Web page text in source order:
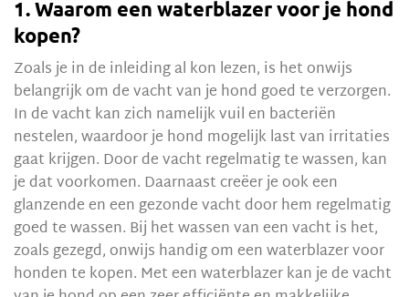
1. Waarom een waterblazer voor je hond
kopen?
Zoals je in de inleiding al kon lezen, is het onwijs
belangrijk om de vacht van je hond goed te verzorgen.
In de vacht kan zich namelijk vuil en bacteriën
nestelen, waardoor je hond mogelijk last van irritaties
gaat krijgen. Door de vacht regelmatig te wassen, kan
je dat voorkomen. Daarnaast creëer je ook een
glanzende en een gezonde vacht door hem regelmatig
goed te wassen. Bij het wassen van een vacht is het,
zoals gezegd, onwijs handig om een waterblazer voor
honden te kopen. Met een waterblazer kan je de vacht